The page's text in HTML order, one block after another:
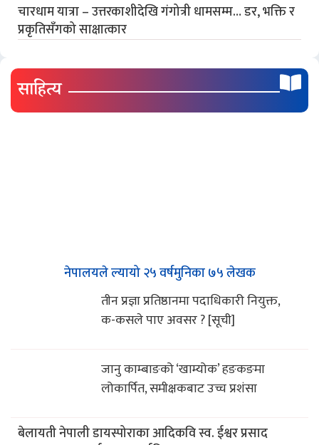
चारधाम यात्रा – उत्तरकाशीदेखि गंगोत्री धामसम्म… डर, भक्ति र
प्रकृतिसँगको साक्षात्कार
साहित्य
नेपालयले ल्यायो २५ वर्षमुनिका ७५ लेखक
तीन प्रज्ञा प्रतिष्ठानमा पदाधिकारी नियुक्त,
क-कसले पाए अवसर ? [सूची]
जानु काम्बाङको ‘खाम्योक’ हङकङमा
लोकार्पित, समीक्षकबाट उच्च प्रशंसा
बेलायती नेपाली डायस्पोराका आदिकवि स्व. ईश्वर प्रसाद